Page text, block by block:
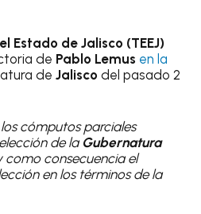
Estado de Jalisco (TEEJ)
de Pablo Lemus en la
deJalisco del pasado 2
cómputos parciales
de la Gubernatura
como consecuencia el
en los términos de la